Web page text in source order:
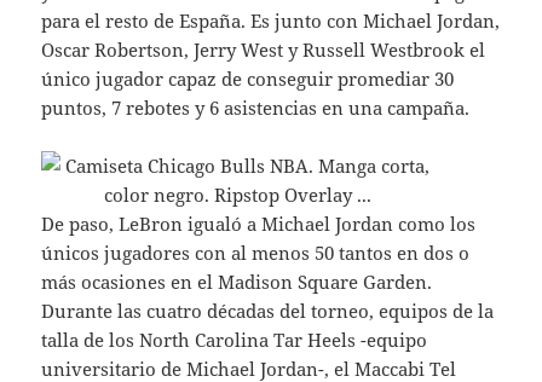
para el resto de España. Es junto con Michael Jordan,
Oscar Robertson, Jerry West y Russell Westbrook el
único jugador capaz de conseguir promediar 30
puntos, 7 rebotes y 6 asistencias en una campaña.
De paso, LeBron igualó a Michael Jordan como los
únicos jugadores con al menos 50 tantos en dos o
más ocasiones en el Madison Square Garden.
Durante las cuatro décadas del torneo, equipos de la
talla de los North Carolina Tar Heels -equipo
universitario de Michael Jordan-, el Maccabi Tel